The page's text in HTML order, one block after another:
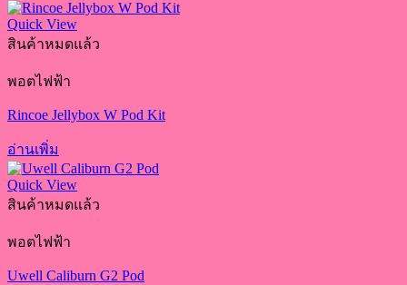
Quick View
สินค้าหมดแล้ว
พอตไฟฟ้า
Rincoe Jellybox W Pod Kit
อ่านเพิ่ม
Quick View
สินค้าหมดแล้ว
พอตไฟฟ้า
Uwell Caliburn G2 Pod